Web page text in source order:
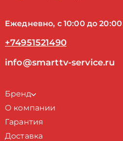
Ежедневно, с 10:00 до 20:00
+74951521490
info@smarttv-service.ru
Бренд
О компании
Гарантия
Доставка